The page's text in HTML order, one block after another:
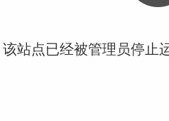
站点已经被管理员停止